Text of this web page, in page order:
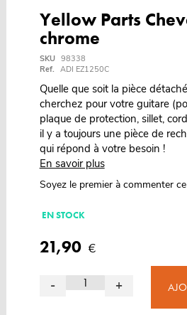
Yellow Parts
chrome
SKU 98338
Ref. ADI EZ1250C
Quelle que soit la pièce
cherchez pour votre guitare
plaque de protection, sillet,
il y a toujours une pièce de
qui répond à votre besoin !
En savoir plus
Soyez le premier à commenter
EN STOCK
21,90 €
- +